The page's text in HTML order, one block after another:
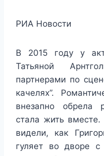
РИА Новости
В 2015 году у
Татьяной
партнерами по
качелях”.
внезапно обрела
стала жить
видели, как
гуляет во дворе с